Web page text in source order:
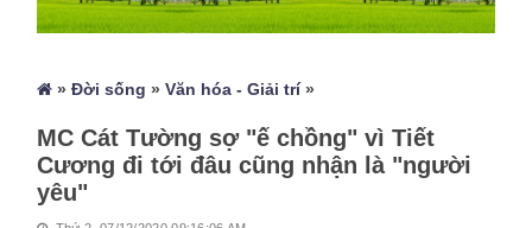
»Đời sống »Văn hóa - Giải trí»
MC Cát Tường sợ "ế chồng" vì Tiết
Cương đi tới đâu cũng nhận là "người
yêu"